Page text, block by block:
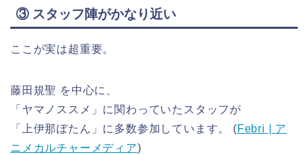
③ スタッフ陣がかなり近い
ここが実は超重要。
藤田規聖 を中心に、
「ヤマノススメ」に関わっていたスタッフが
「上伊那ぼたん」に多数参加しています。 (Febri | ア
ニメカルチャーメディア)